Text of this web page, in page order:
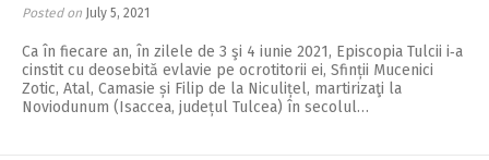
Posted on July 5, 2021
Ca în fiecare an, în zilele de 3 şi 4 iunie 2021, Episcopia Tulcii i‑a
cinstit cu deosebită evlavie pe ocrotitorii ei, Sfinții Mucenici
Zotic, Atal, Camasie și Filip de la Niculițel, martirizaţi la
Noviodunum (Isaccea, județul Tulcea) în secolul…